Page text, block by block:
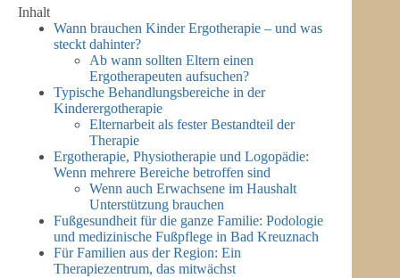
Inhalt
Wann brauchen Kinder Ergotherapie – und was
steckt dahinter?
Ab wann sollten Eltern einen
Ergotherapeuten aufsuchen?
Typische Behandlungsbereiche in der
Kinderergotherapie
Elternarbeit als fester Bestandteil der
Therapie
Ergotherapie, Physiotherapie und Logopädie:
Wenn mehrere Bereiche betroffen sind
Wenn auch Erwachsene im Haushalt
Unterstützung brauchen
Fußgesundheit für die ganze Familie: Podologie
und medizinische Fußpflege in Bad Kreuznach
Für Familien aus der Region: Ein
Therapiezentrum, das mitwächst